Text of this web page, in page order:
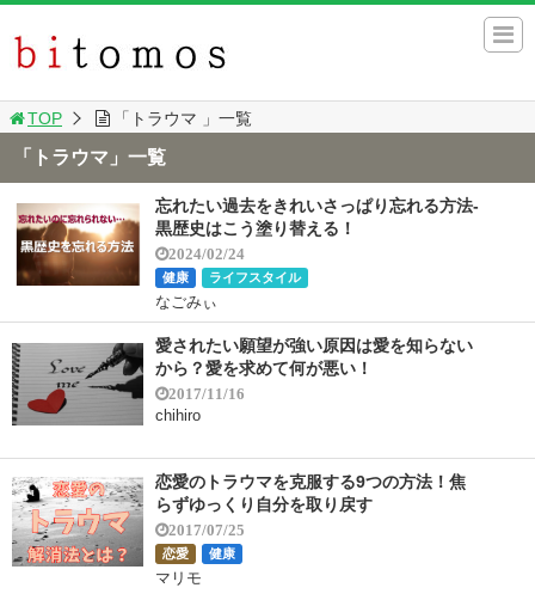
TOP 「トラウマ 」一覧
「トラウマ」一覧
忘れたい過去をきれいさっぱり忘れる方法-
黒歴史はこう塗り替える！
2024/02/24
健康 ライフスタイル
なごみぃ
愛されたい願望が強い原因は愛を知らない
から？愛を求めて何が悪い！
2017/11/16
chihiro
恋愛のトラウマを克服する9つの方法！焦
らずゆっくり自分を取り戻す
2017/07/25
恋愛 健康
マリモ